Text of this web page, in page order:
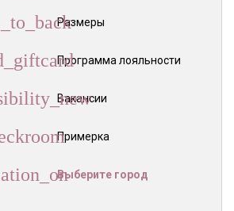
Размеры
Программа лояльности
Вакансии
Примерка
Выберите город